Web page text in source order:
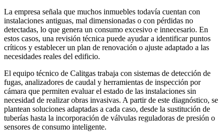
La empresa señala que muchos inmuebles todavía cuentan con
instalaciones antiguas, mal dimensionadas o con pérdidas no
detectadas, lo que genera un consumo excesivo e innecesario. En
estos casos, una revisión técnica puede ayudar a identificar puntos
críticos y establecer un plan de renovación o ajuste adaptado a las
necesidades reales del edificio.
El equipo técnico de Calitgas trabaja con sistemas de detección de
fugas, analizadores de caudal y herramientas de inspección por
cámara que permiten evaluar el estado de las instalaciones sin
necesidad de realizar obras invasivas. A partir de este diagnóstico, se
plantean soluciones adaptadas a cada caso, desde la sustitución de
tuberías hasta la incorporación de válvulas reguladoras de presión o
sensores de consumo inteligente.